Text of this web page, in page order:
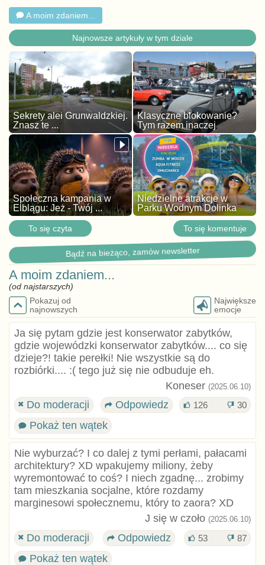
A moim zdaniem...
Najnowsze artykuły w tym dziale
Sekrety alei Grunwaldzkiej.
Znasz te ...
Klasyczne blokowanie?
Tym razem inaczej
Społeczna kampania w
Elblągu: Jeż - Twój ...
Niedzielne atrakcje w
Parku Wodnym Dolinka
To się czyta To się komentuje
Bądź na bieżąco, zamów newsletter
A moim zdaniem...
(od najstarszych)
Pokazuj od
najnowszych
Największe
emocje
Ja się pytam gdzie jest konserwator zabytków,
gdzie wojewódzki konserwator zabytków.... co się
dzieje?! takie perełki! Nie wszystkie są do
rozbiórki.... :( tego już się nie odbuduje eh.
Koneser (2025.06.10)
Do moderacji Odpowiedz 126 30
Pokaż ten wątek
Nie wyburzać? I co dalej z tymi perłami, pałacami
architektury? XD wpakujemy miliony, żeby
wyremontować to coś? I niech zgadnę... zrobimy
tam mieszkania socjalne, które rozdamy
marginesowi społecznemu, który to zaora? XD
J się w czoło (2025.06.10)
Do moderacji Odpowiedz 53 87
Pokaż ten wątek